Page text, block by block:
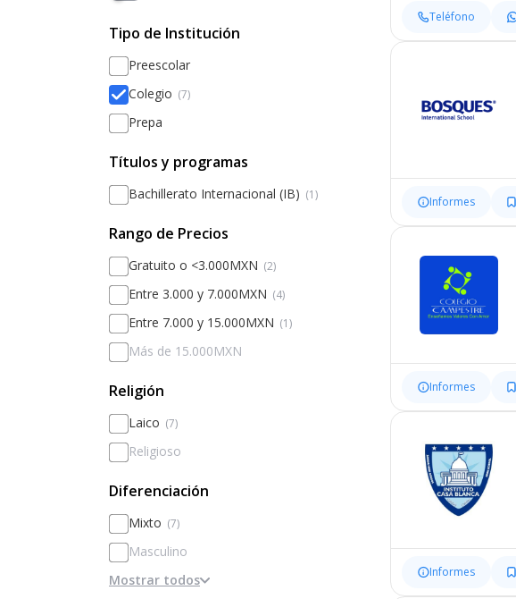
Tipo de Institución
Preescolar
Colegio (7)
Prepa
Títulos y programas
Bachillerato Internacional (IB) (1)
Rango de Precios
Gratuito o <3.000MXN (2)
Entre 3.000 y 7.000MXN (4)
Entre 7.000 y 15.000MXN (1)
Más de 15.000MXN
Religión
Laico (7)
Religioso
Diferenciación
Mixto (7)
Masculino
Femenino
Mostrar todos
Teléfono
Informes
Informes
Informes